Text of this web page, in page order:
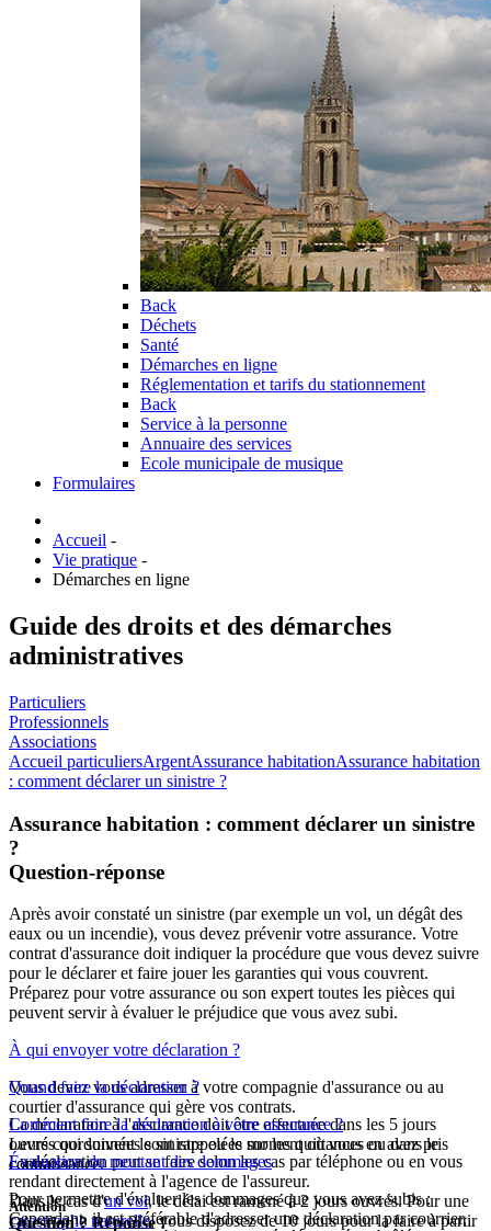
Back
Déchets
Santé
Démarches en ligne
Réglementation et tarifs du stationnement
Back
Service à la personne
Annuaire des services
Ecole municipale de musique
Formulaires
Accueil -
Vie pratique -
Démarches en ligne
Guide des droits et des démarches
administratives
Particuliers
Professionnels
Associations
Accueil particuliersArgentAssurance habitationAssurance habitation
: comment déclarer un sinistre ?
Assurance habitation : comment déclarer un sinistre
?
Question-réponse
Après avoir constaté un sinistre (par exemple un vol, un dégât des
eaux ou un incendie), vous devez prévenir votre assurance. Votre
contrat d'assurance doit indiquer la procédure que vous devez suivre
pour le déclarer et faire jouer les garanties qui vous couvrent.
Préparez pour votre assurance ou son expert toutes les pièces qui
peuvent servir à évaluer le préjudice que vous avez subi.
À qui envoyer votre déclaration ?
Vous devez vous adresser à votre compagnie d'assurance ou au
courtier d'assurance qui gère vos contrats.
Leurs coordonnées sont rappelées sur les quittances ou dans le
contrat.
Attention
Quand faire la déclaration ?
La déclaration à l'assurance doit être effectuée dans les 5 jours
ouvrésqui suivent le sinistre ou le moment où vous en avez pris
connaissance.
Dans le cas d'un vol, le délai est ramené à 2 jours ouvrés. Pour une
catastrophe naturelle, vous disposez de 10 jours pour la faire à partir
Comment faire la déclaration à votre assurance ?
La déclaration peut se faire selon les cas par téléphone ou en vous
rendant directement à l'agence de l'assureur.
Cependant, il est préférable d'adresser une déclaration par courrier,
Évaluation du montant des dommages
Pour permettre d'évaluer les dommages que vous avez subis :
Question ? Réponse !